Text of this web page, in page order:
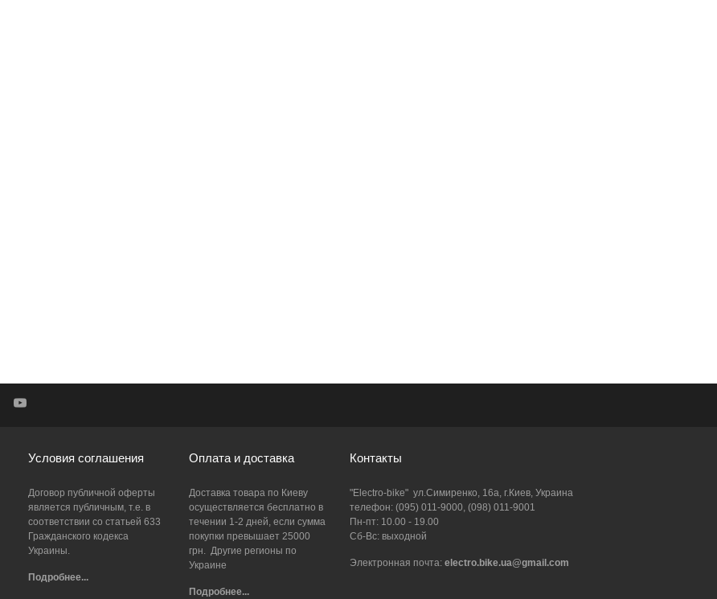
Условия соглашения
Договор публичной оферты
является публичным, т.е. в
соответствии со статьей 633
Гражданского кодекса
Украины.
Подробнее...
Оплата и доставка
Доставка товара по Киеву
осуществляется бесплатно в
течении 1-2 дней, если сумма
покупки превышает 25000
грн. Другие регионы по
Украине
Подробнее...
Контакты
"Electro-bike" ул.Симиренко, 16а, г.Киев, Украина
телефон: (095) 011-9000, (098) 011-9001
Пн-пт: 10.00 - 19.00
Сб-Вс: выходной
Электронная почта: electro.bike.ua@gmail.com